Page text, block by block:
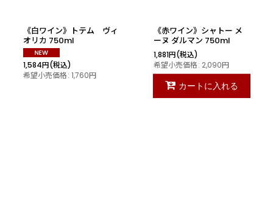
《白ワイン》トテム ヴィ
オリカ 750ml
1,584円(税込)
希望小売価格: 1,760円
《赤ワイン》シャトー メ
ーヌ ダルマン 750ml
1,881円(税込)
希望小売価格: 2,090円
カートに入れる